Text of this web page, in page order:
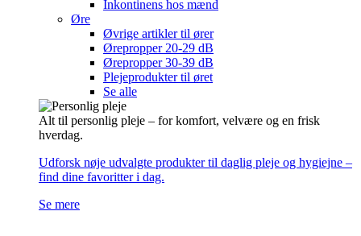
Inkontinens hos mænd
Øre
Øvrige artikler til ører
Ørepropper 20-29 dB
Ørepropper 30-39 dB
Plejeprodukter til øret
Se alle
Alt til personlig pleje – for komfort, velvære og en frisk
hverdag.
Udforsk nøje udvalgte produkter til daglig pleje og hygiejne –
find dine favoritter i dag.
Se mere